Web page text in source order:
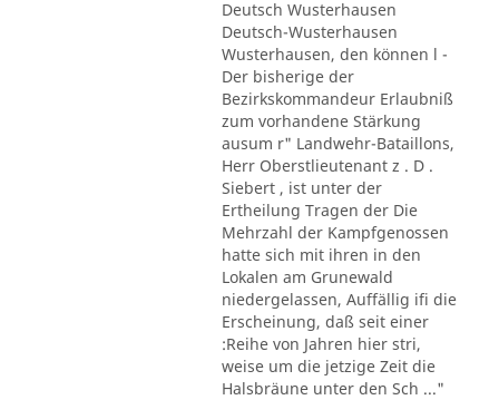
Deutsch Wusterhausen
Deutsch-Wusterhausen
Wusterhausen, den können l -
Der bisherige der
Bezirkskommandeur Erlaubniß
zum vorhandene Stärkung
ausum r" Landwehr-Bataillons,
Herr Oberstlieutenant z . D .
Siebert , ist unter der
Ertheilung Tragen der Die
Mehrzahl der Kampfgenossen
hatte sich mit ihren in den
Lokalen am Grunewald
niedergelassen, Auffällig ifi die
Erscheinung, daß seit einer
:Reihe von Jahren hier stri,
weise um die jetzige Zeit die
Halsbräune unter den Sch ..."